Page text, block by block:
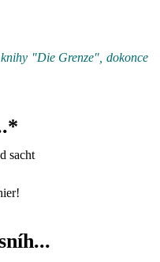
"Die Grenze", dokonce
sacht